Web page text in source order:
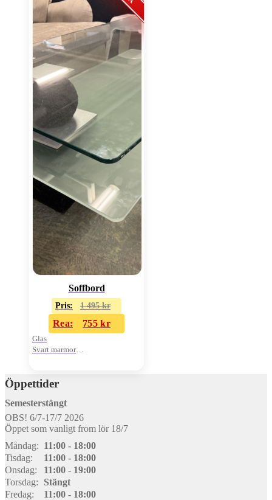
Soffbord
Pris: 1 495kr
Rea: 755kr
Glas
Svart marmor
Öppettider
Semesterstängt
OBS! 6/7-17/7 2026
Öppet som vanligt from lör 18/7
Måndag: 11:00 - 18:00
Tisdag:
11:00 - 18:00
Onsdag:
11:00 - 19:00
Torsdag:
Stängt
Fredag:
11:00 - 18:00